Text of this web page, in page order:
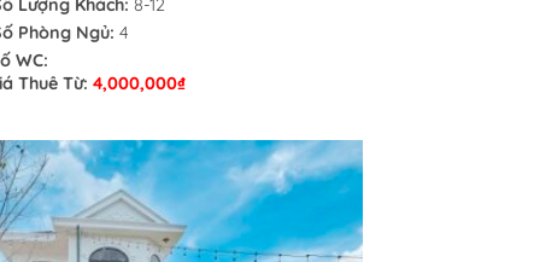
Lượng Khách: 8-12
Phòng Ngủ: 4
WC:
Thuê Từ: 4,000,000₫